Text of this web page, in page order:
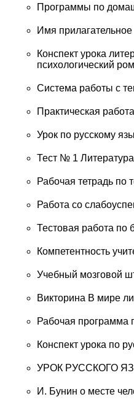
Программы по
Имя прилагательное
Конспект урока
психологический
Система работы с
Практическая
Урок по русскому
Тест № 1
Рабочая тетрадь
Работа со
Тестовая работа по
Компетентность
Учебный мозговой
Викторина В мире
Рабочая программа
Конспект урока по
УРОК РУССКОГО
И. Бунин о месте